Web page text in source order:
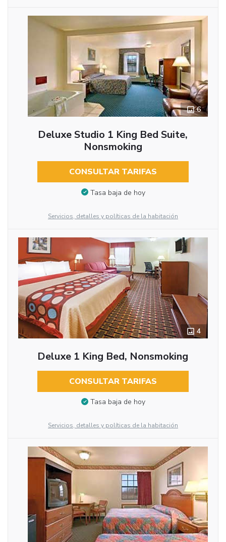
6
Deluxe Studio 1 King Bed Suite,
Nonsmoking
CONSULTAR TARIFAS
Tasa baja de hoy
Servicios, detalles y políticas de la habitación
4
Deluxe 1 King Bed, Nonsmoking
CONSULTAR TARIFAS
Tasa baja de hoy
Servicios, detalles y políticas de la habitación